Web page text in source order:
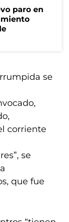
paro en
se
corriente
se
que fue